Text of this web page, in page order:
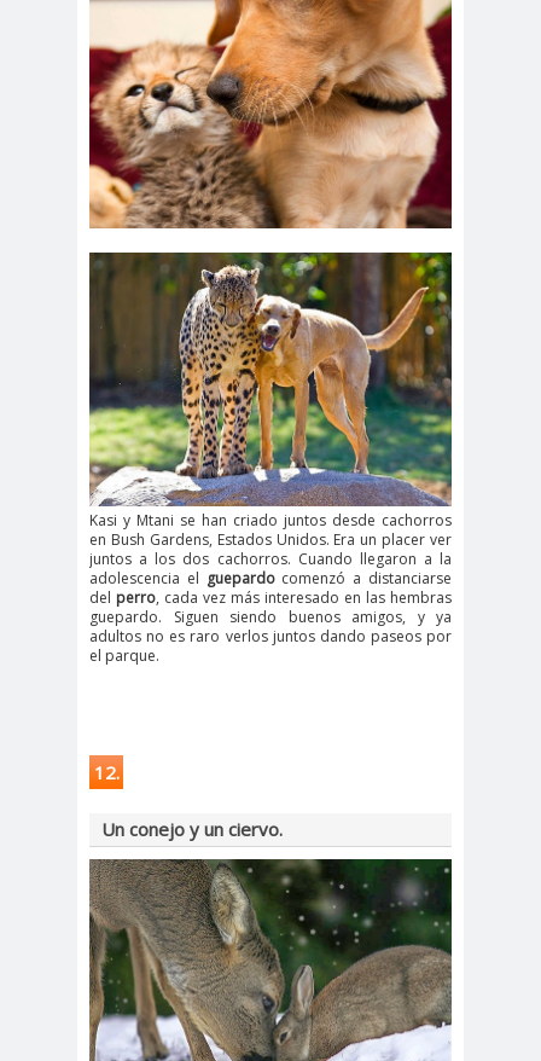
Kasi y Mtani se han criado juntos desde cachorros
en Bush Gardens, Estados Unidos. Era un placer ver
juntos a los dos cachorros. Cuando llegaron a la
adolescencia el guepardocomenzó a distanciarse
del perro, cada vez más interesado ​​en las hembras
guepardo. Siguen siendo buenos amigos, y ya
adultos no es raro verlos juntos dando paseos por
el parque.
12.
Un conejo y un ciervo.